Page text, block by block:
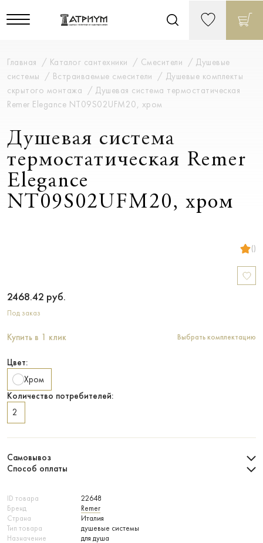
Главная Каталог сантехники Смесители
Душевые
системы
Встраиваемые смесители
Душевые комплекты
скрытого монтажа
Душевая система термостатическая
Remer Elegance NT09S02UFM20, хром
Душевая система
термостатическая Remer
Elegance
NT09S02UFM20, хром
()
ID товара
22648
Бренд
Remer
Страна
Италия
Тип товара
душевые системы
Назначение
для душа
2468.42 руб.
Под заказ
Купить в 1 клик Выбрать комплектацию
Цвет:
Хром
Количество потребителей:
2
Самовывоз
Способ оплаты